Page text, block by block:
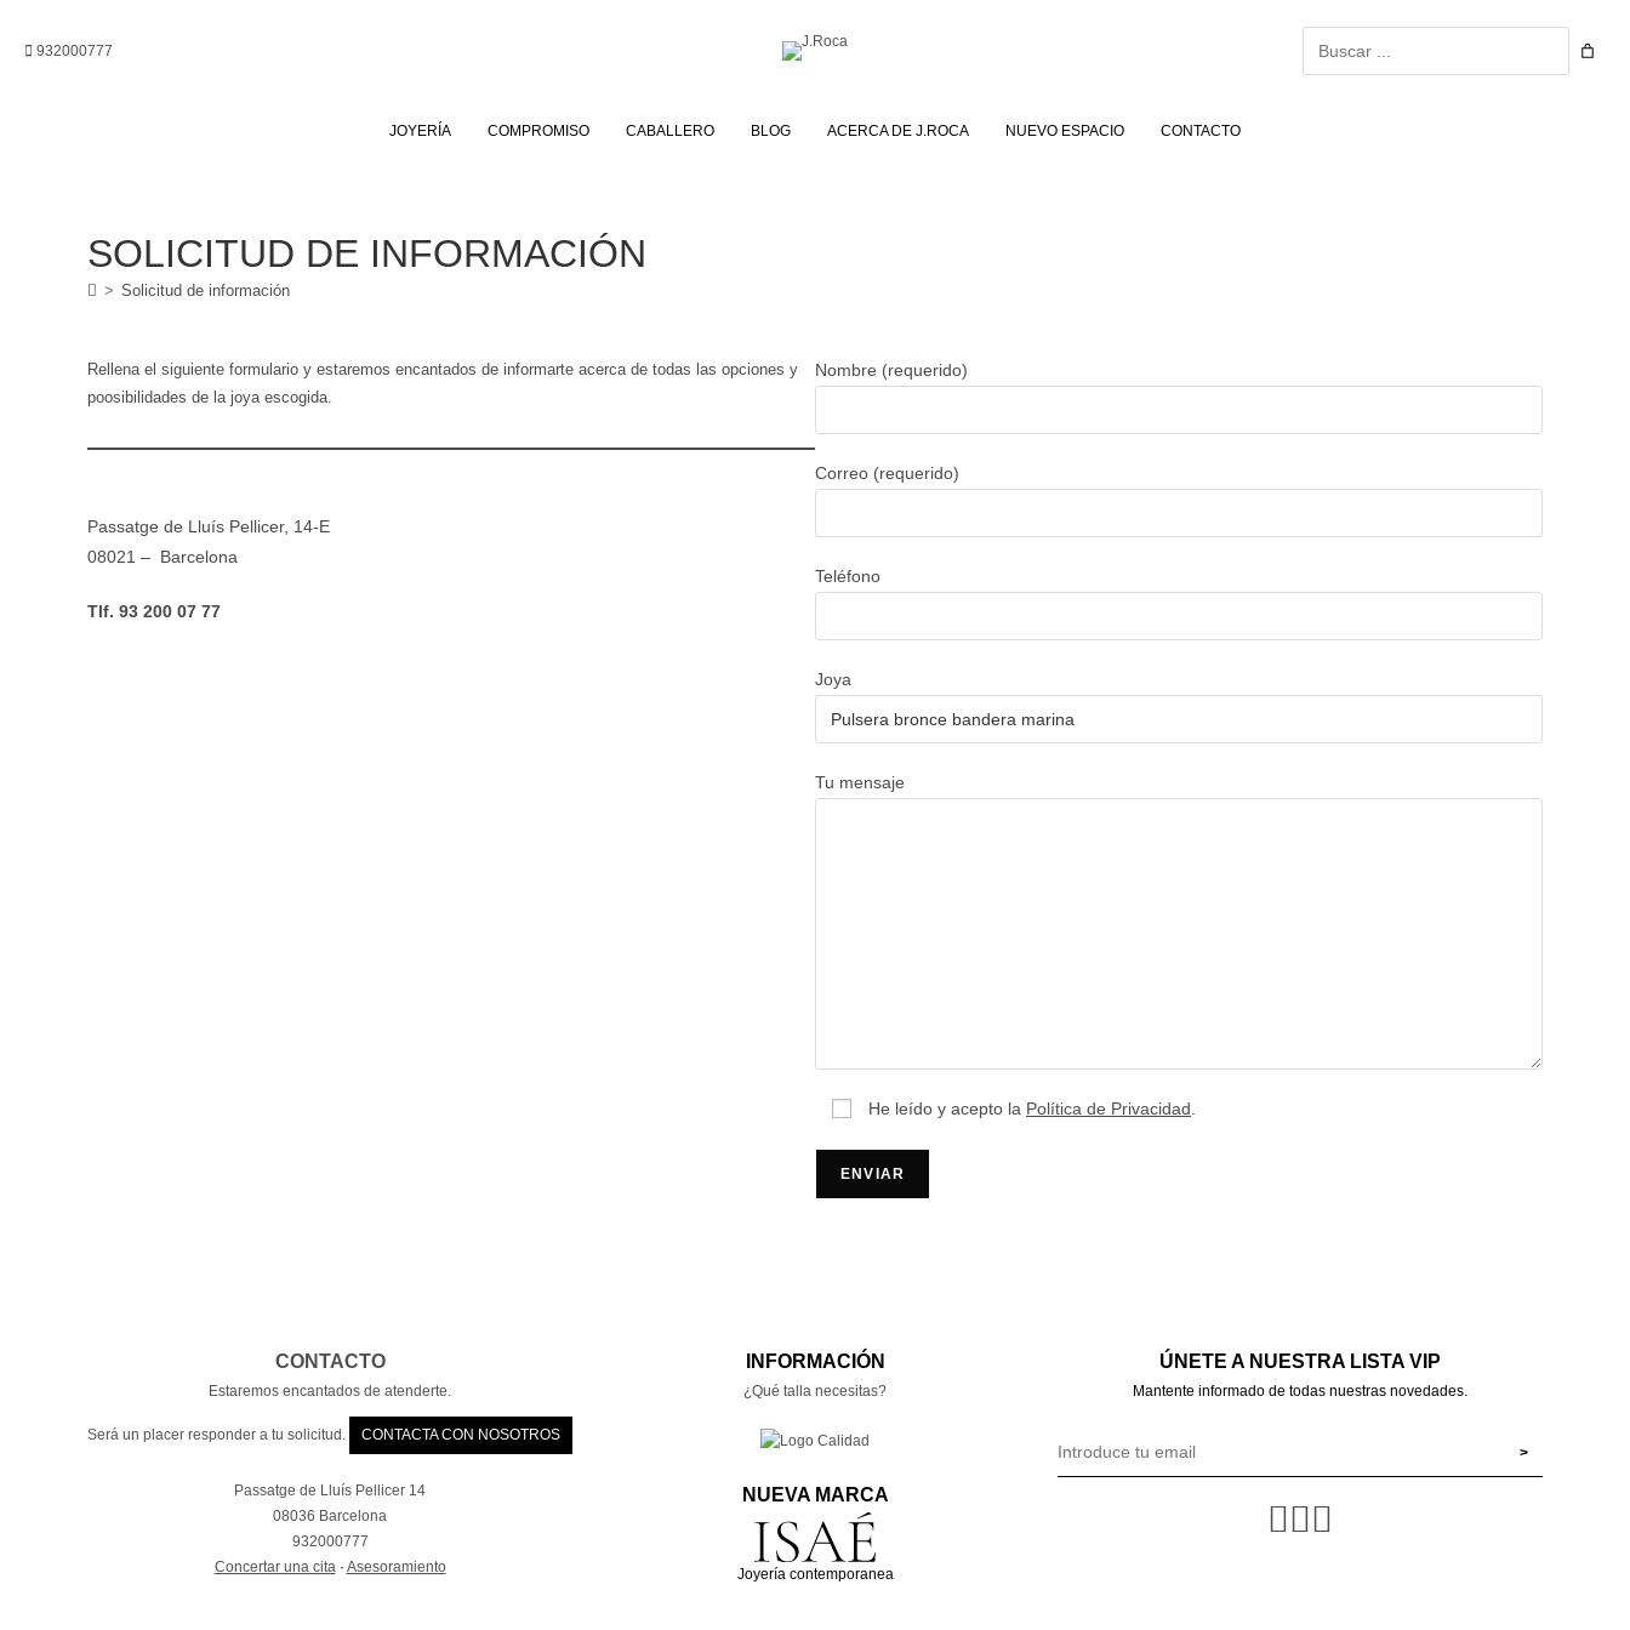
932000777
JOYERÍA COMPROMISO CABALLERO BLOG ACERCA DE J.ROCA NUEVO ESPACIO CONTACTO
SOLICITUD DE INFORMACIÓN
> Solicitud de información
Rellena el siguiente formulario y estaremos encantados de informarte acerca de todas las opciones y
poosibilidades de la joya escogida.
Passatge de Lluís Pellicer, 14-E
08021 – Barcelona
Tlf. 93 200 07 77
Nombre (requerido)
Correo (requerido)
Teléfono
Joya
Tu mensaje
He leído y acepto la Política de Privacidad
CONTACTO
Estaremos encantados de atenderte.
Será un placer responder a tu solicitud. CONTACTA CON NOSOTROS
Passatge de Lluís Pellicer 14
08036 Barcelona
932000777
Concertar una cita· Asesoramiento
INFORMACIÓN
¿Qué talla necesitas?
NUEVA MARCA
Joyería contemporanea
ÚNETE A NUESTRA LISTA VIP
Mantente informado de todas nuestras novedades.